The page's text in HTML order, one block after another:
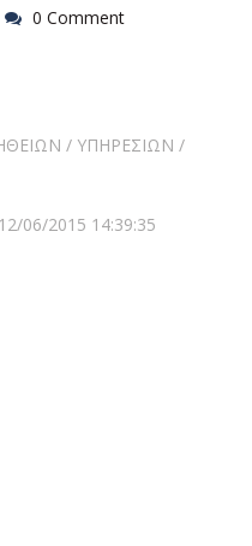
0 Comment
/ ΥΠΗΡΕΣΙΩΝ /
06/2015 14:39:35